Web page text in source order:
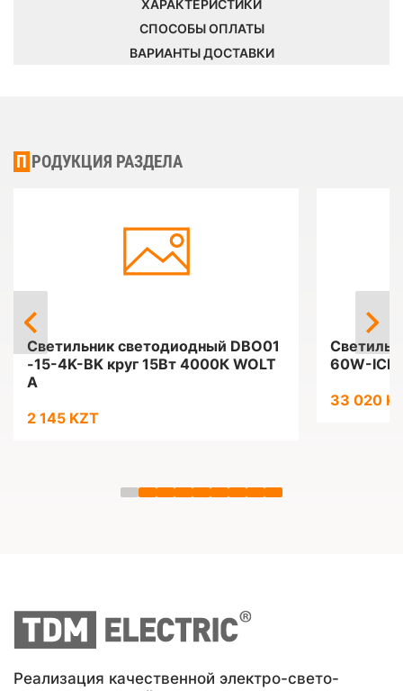
ХАРАКТЕРИСТИКИ
СПОСОБЫ ОПЛАТЫ
ВАРИАНТЫ ДОСТАВКИ
ПРОДУКЦИЯ РАЗДЕЛА
Светильник светодиодный DBO01
-15-4K-BK круг 15Вт 4000К WOLT
A
2 145 KZT
60W-
33 020
Реализация качественной электро-свето-